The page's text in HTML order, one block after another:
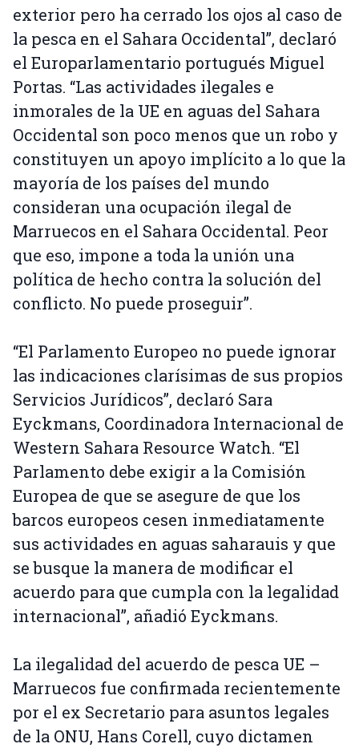
exterior pero ha cerrado los ojos al caso de
la pesca en el Sahara Occidental”, declaró
el Europarlamentario portugués Miguel
Portas. “Las actividades ilegales e
inmorales de la UE en aguas del Sahara
Occidental son poco menos que un robo y
constituyen un apoyo implícito a lo que la
mayoría de los países del mundo
consideran una ocupación ilegal de
Marruecos en el Sahara Occidental. Peor
que eso, impone a toda la unión una
política de hecho contra la solución del
conflicto. No puede proseguir”.
“El Parlamento Europeo no puede ignorar
las indicaciones clarísimas de sus propios
Servicios Jurídicos”, declaró Sara
Eyckmans, Coordinadora Internacional de
Western Sahara Resource Watch. “El
Parlamento debe exigir a la Comisión
Europea de que se asegure de que los
barcos europeos cesen inmediatamente
sus actividades en aguas saharauis y que
se busque la manera de modificar el
acuerdo para que cumpla con la legalidad
internacional”, añadió Eyckmans.
La ilegalidad del acuerdo de pesca UE –
Marruecos fue confirmada recientemente
por el ex Secretario para asuntos legales
de la ONU, Hans Corell, cuyo dictamen